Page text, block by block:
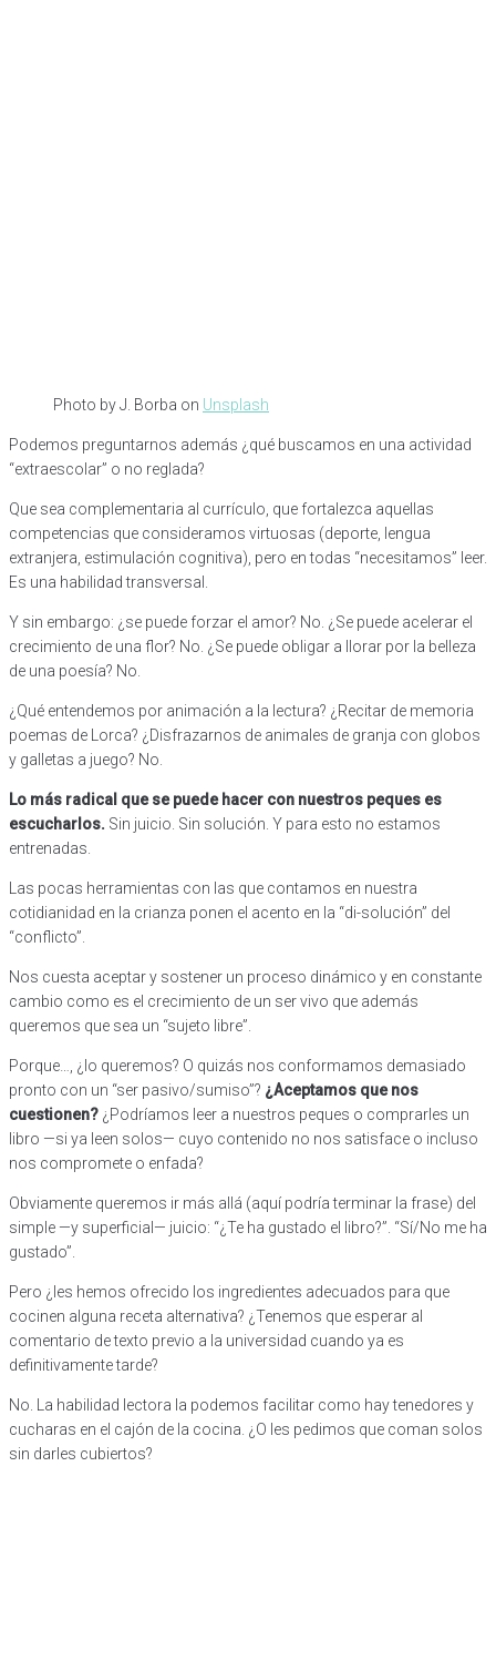
Photo by J. Borba on Unsplash
Podemos preguntarnos además ¿qué buscamos en una actividad
“extraescolar” o no reglada?
Que sea complementaria al currículo, que fortalezca aquellas
competencias que consideramos virtuosas (deporte, lengua
extranjera, estimulación cognitiva), pero en todas “necesitamos” leer.
Es una habilidad transversal.
Y sin embargo: ¿se puede forzar el amor? No. ¿Se puede acelerar el
crecimiento de una flor? No. ¿Se puede obligar a llorar por la belleza
de una poesía? No.
¿Qué entendemos por animación a la lectura? ¿Recitar de memoria
poemas de Lorca? ¿Disfrazarnos de animales de granja con globos
y galletas a juego? No.
Lo más radical que se puede hacer con nuestros peques es
escucharlos. Sin juicio. Sin solución. Y para esto no estamos
entrenadas.
Las pocas herramientas con las que contamos en nuestra
cotidianidad en la crianza ponen el acento en la “di-solución” del
“conflicto”.
Nos cuesta aceptar y sostener un proceso dinámico y en constante
cambio como es el crecimiento de un ser vivo que además
queremos que sea un “sujeto libre”.
Porque…, ¿lo queremos? O quizás nos conformamos demasiado
pronto con un “ser pasivo/sumiso”? ¿Aceptamos que nos
cuestionen? ¿Podríamos leer a nuestros peques o comprarles un
libro —si ya leen solos— cuyo contenido no nos satisface o incluso
nos compromete o enfada?
Obviamente queremos ir más allá (aquí podría terminar la frase) del
simple —y superficial— juicio: “¿Te ha gustado el libro?”. “Sí/No me ha
gustado”.
Pero ¿les hemos ofrecido los ingredientes adecuados para que
cocinen alguna receta alternativa? ¿Tenemos que esperar al
comentario de texto previo a la universidad cuando ya es
definitivamente tarde?
No. La habilidad lectora la podemos facilitar como hay tenedores y
cucharas en el cajón de la cocina. ¿O les pedimos que coman solos
sin darles cubiertos?